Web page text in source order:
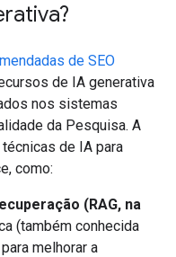
de SEO
de IA generativa
nos sistemas
da Pesquisa. A
de IA para
como:
(RAG, na
(também conhecida
melhorar a